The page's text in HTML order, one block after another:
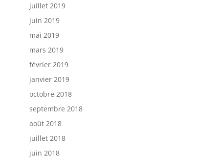
juillet 2019
juin 2019
mai 2019
mars 2019
février 2019
janvier 2019
octobre 2018
septembre 2018
août 2018
juillet 2018
juin 2018